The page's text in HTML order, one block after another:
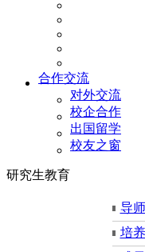
合作交流
对外交流
校企合作
出国留学
校友之窗
研究生教育
导
培